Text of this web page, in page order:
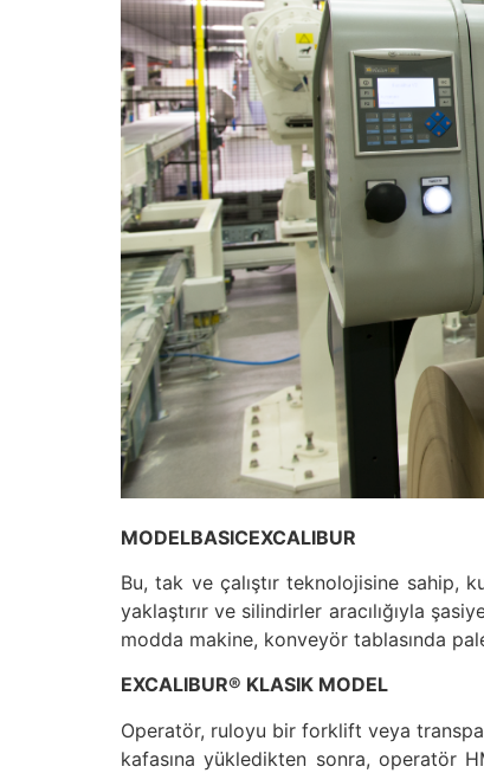
MODELBASICEXCALIBUR
Bu, tak ve çalıştır teknolojisine sahip,
yaklaştırır ve silindirler aracılığıyla
modda makine, konveyör tablasında
EXCALIBUR® KLASIK MODEL
Operatör, ruloyu bir forklift veya
kafasına yükledikten sonra, operatör